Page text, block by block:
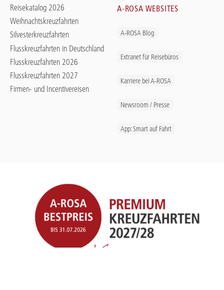
Reisekatalog 2026
Weihnachtskreuzfahrten
Silvesterkreuzfahrten
Flusskreuzfahrten in Deutschland
Flusskreuzfahrten 2026
Flusskreuzfahrten 2027
Firmen- und Incentivereisen
A-ROSA WEBSITES
A-ROSA Blog
Extranet für Reisebüros
Karriere bei A-ROSA
Newsroom / Presse
App: Smart auf Fahrt